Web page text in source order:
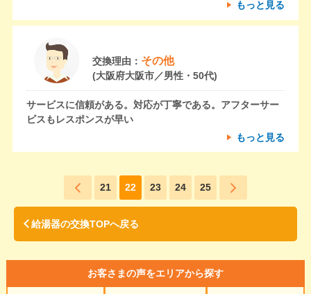
もっと見る
交換理由： その他
(大阪府大阪市／男性・50代)
サービスに信頼がある。対応が丁寧である。アフターサー
ビスもレスポンスが早い
もっと見る
21 22 23 24 25
給湯器の交換TOPへ戻る
お客さまの声をエリアから探す